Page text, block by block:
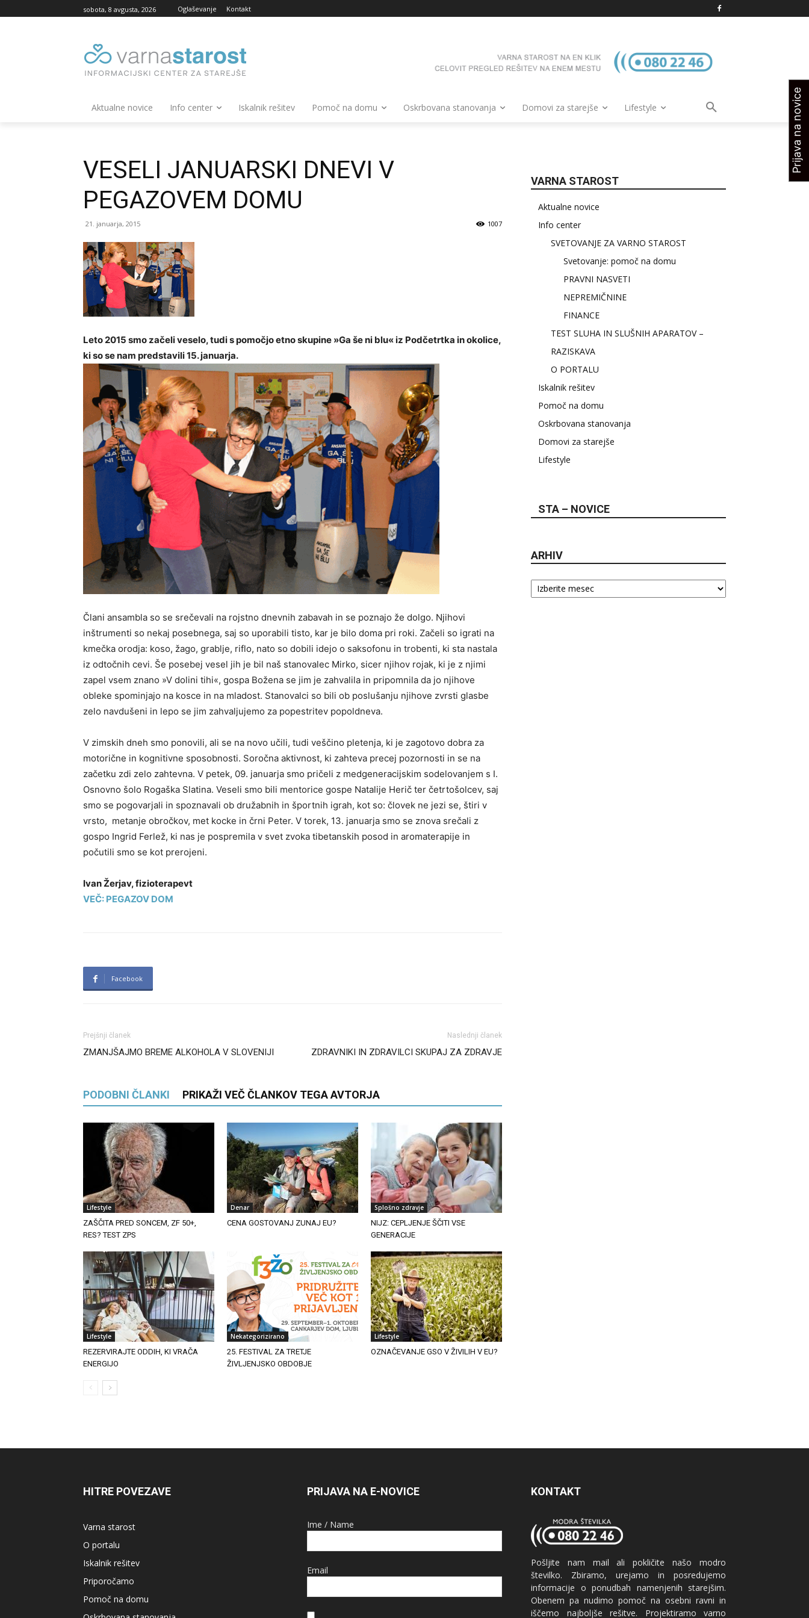
sobota, 8 avgusta, 2026 Oglaševanje Kontakt
Aktualne novice Info center Iskalnik rešitev Pomoč na domu Oskrbovana stanovanja Domovi za starejše Lifestyle
VESELI JANUARSKI DNEVI V
PEGAZOVEM DOMU
21. januarja, 2015 1007
Leto 2015 smo začeli veselo, tudi s pomočjo etno skupine »Ga še ni blu« iz Podčetrtka in okolice,
ki so se nam predstavili 15. januarja.
Člani ansambla so se srečevali na rojstno dnevnih zabavah in se poznajo že dolgo. Njihovi
inštrumenti so nekaj posebnega, saj so uporabili tisto, kar je bilo doma pri roki. Začeli so igrati na
kmečka orodja: koso, žago, grablje, riflo, nato so dobili idejo o saksofonu in trobenti, ki sta nastala
iz odtočnih cevi. Še posebej vesel jih je bil naš stanovalec Mirko, sicer njihov rojak, ki je z njimi
zapel vsem znano »V dolini tihi«, gospa Božena se jim je zahvalila in pripomnila da jo njihove
obleke spominjajo na kosce in na mladost. Stanovalci so bili ob poslušanju njihove zvrsti glasbe
zelo navdušeni in lepo se jim zahvaljujemo za popestritev popoldneva.
V zimskih dneh smo ponovili, ali se na novo učili, tudi veščino pletenja, ki je zagotovo dobra za
motorične in kognitivne sposobnosti. Soročna aktivnost, ki zahteva precej pozornosti in se na
začetku zdi zelo zahtevna. V petek, 09. januarja smo pričeli z medgeneracijskim sodelovanjem s I.
Osnovno šolo Rogaška Slatina. Veseli smo bili mentorice gospe Natalije Herič ter četrtošolcev, saj
smo se pogovarjali in spoznavali ob družabnih in športnih igrah, kot so: človek ne jezi se, štiri v
vrsto, metanje obročkov, met kocke in črni Peter. V torek, 13. januarja smo se znova srečali z
gospo Ingrid Ferlež, ki nas je pospremila v svet zvoka tibetanskih posod in aromaterapije in
počutili smo se kot prerojeni.
Ivan Žerjav, fizioterapevt
VEČ: PEGAZOV DOM
Facebook
Prejšnji članek
ZMANJŠAJMO BREME ALKOHOLA V SLOVENIJI
Naslednji članek
ZDRAVNIKI IN ZDRAVILCI SKUPAJ ZA ZDRAVJE
PODOBNI ČLANKI PRIKAŽI VEČ ČLANKOV TEGA AVTORJA
Lifestyle
ZAŠČITA PRED SONCEM, ZF 50+,
RES? TEST ZPS
Denar
CENA GOSTOVANJ ZUNAJ EU?
Splošno zdravje
NIJZ: CEPLJENJE ŠČITI VSE
GENERACIJE
Lifestyle
REZERVIRAJTE ODDIH, KI VRAČA
ENERGIJO
Nekategorizirano
25. FESTIVAL ZA TRETJE
ŽIVLJENJSKO OBDOBJE
Lifestyle
OZNAČEVANJE GSO V ŽIVILIH V EU?
VARNA STAROST
Aktualne novice
Info center
SVETOVANJE ZA VARNO STAROST
Svetovanje: pomoč na domu
PRAVNI NASVETI
NEPREMIČNINE
FINANCE
TEST SLUHA IN SLUŠNIH APARATOV –
RAZISKAVA
O PORTALU
Iskalnik rešitev
Pomoč na domu
Oskrbovana stanovanja
Domovi za starejše
Lifestyle
STA – NOVICE
ARHIV
Arhiv
HITRE POVEZAVE
Varna starost
O portalu
Iskalnik rešitev
Priporočamo
Pomoč na domu
PRIJAVA NA E-NOVICE
Ime / Name
Email
KONTAKT
Pošljite nam mail ali pokličite našo modro
številko. Zbiramo, urejamo in posredujemo
informacije o ponudbah namenjenih starejšim.
Obenem pa nudimo pomoč na osebni ravni in
iščemo najboljše rešitve. Projektiramo varno
Prijava na novice